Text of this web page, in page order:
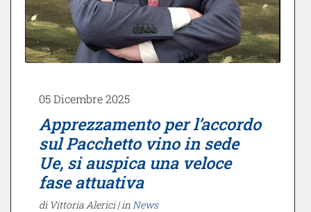
05 Dicembre 2025
Apprezzamento per l’accordo
sul Pacchetto vino in sede
Ue, si auspica una veloce
fase attuativa
di Vittoria Alerici | in News